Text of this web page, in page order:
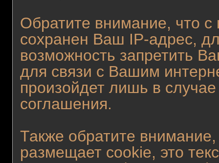
Обратите внимание, что
сохранен Ваш IP-адрес,
возможность запретить
для связи с Вашим
произойдет лишь в
соглашения.
Также обратите
размещает cookie, это